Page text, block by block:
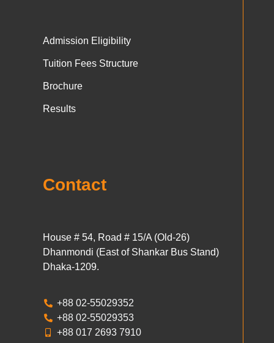
Admission Eligibility
Tuition Fees Structure
Brochure
Results
Contact
House # 54, Road # 15/A (Old-26)
Dhanmondi (East of Shankar Bus Stand)
Dhaka-1209.
+88 02-55029352
+88 02-55029353
+88 017 2693 7910